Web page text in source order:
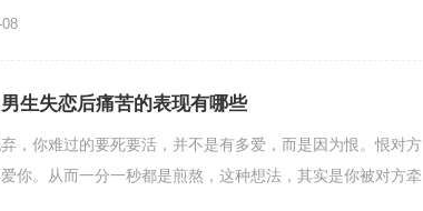
生失恋后痛苦的表现有哪些
，你难过的要死要活，并不是有多爱，而是因为恨。恨对方
你。从而一分一秒都是煎熬，这种想法，其实是你被对方牵